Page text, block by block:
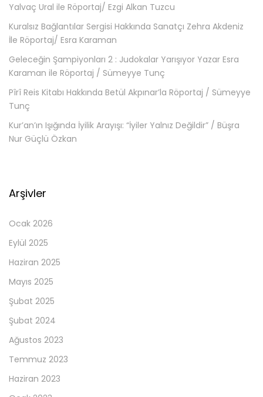
Yalvaç Ural ile Röportaj/ Ezgi Alkan Tuzcu
Kuralsız Bağlantılar Sergisi Hakkında Sanatçı Zehra Akdeniz
İle Röportaj/ Esra Karaman
Geleceğin Şampiyonları 2 : Judokalar Yarışıyor Yazar Esra
Karaman ile Röportaj / Sümeyye Tunç
Pîrî Reis Kitabı Hakkında Betül Akpınar’la Röportaj / Sümeyye
Tunç
Kur’an’ın Işığında İyilik Arayışı: “İyiler Yalnız Değildir” / Büşra
Nur Güçlü Özkan
Arşivler
Ocak 2026
Eylül 2025
Haziran 2025
Mayıs 2025
Şubat 2025
Şubat 2024
Ağustos 2023
Temmuz 2023
Haziran 2023